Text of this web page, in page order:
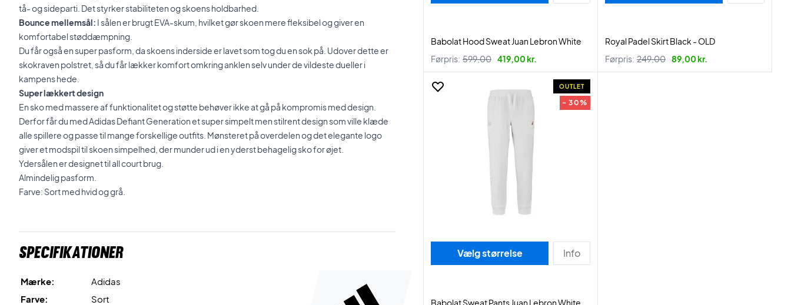
tå- og sideparti. Det styrker stabiliteten og skoens holdbarhed.
Bounce mellemsål: I sålen er brugt EVA-skum, hvilket gør skoen mere fleksibel og giver en
komfortabel støddæmpning.
Du får også en super pasform, da skoens inderside er lavet som tog du en sok på. Udover dette er
skokraven polstret, så du får lækker komfort omkring anklen selv under de vildeste dueller i
kampens hede.
Super lækkert design
En sko med massere af funktionalitet og støtte behøver ikke at gå på kompromis med design.
Derfor får du med Adidas Defiant Generation et super simpelt men stilrent design som ville klæde
alle spillere og passe til mange forskellige outfits. Mønsteret på overdelen og det elegante logo
giver et modspil til skoen simpelhed, der munder ud i en yderst behagelig sko for øjet.
Ydersålen er designet til all court brug.
Almindelig pasform.
Farve: Sort med hvid og grå.
Specifikationer
Mærke:
Adidas
Farve:
Sort
Babolat Hood Sweat Juan Lebron White
Førpris: 599,00 419,00 kr.
Royal Padel Skirt Black - OLD
Førpris: 249,00 89,00 kr.
OUTLET
- 30%
Vælg størrelse Info
Babolat Sweat Pants Juan Lebron White